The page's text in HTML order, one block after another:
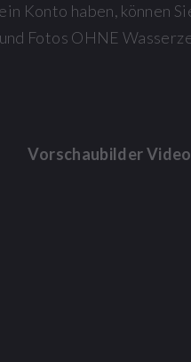
Konto haben, können
Fotos OHNE
Vorschaubilder